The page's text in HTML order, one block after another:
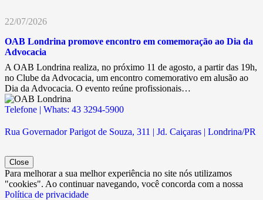
22/07/2026
OAB Londrina promove encontro em comemoração ao Dia da
Advocacia
A OAB Londrina realiza, no próximo 11 de agosto, a partir das 19h,
no Clube da Advocacia, um encontro comemorativo em alusão ao
Dia da Advocacia. O evento reúne profissionais…
Telefone | Whats: 43 3294-5900
Rua Governador Parigot de Souza, 311 | Jd. Caiçaras | Londrina/PR
Close
Para melhorar a sua melhor experiência no site nós utilizamos
"cookies". Ao continuar navegando, você concorda com a nossa
Política de privacidade